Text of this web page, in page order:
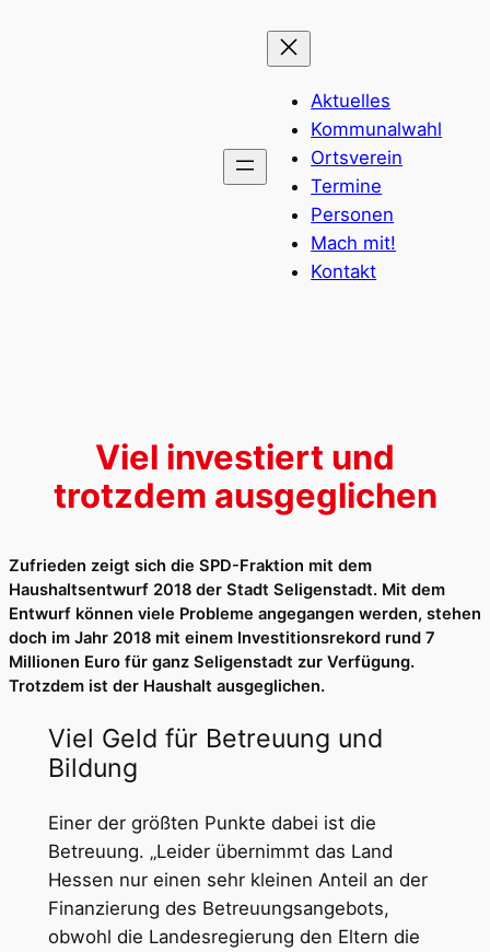
Aktuelles
Kommunalwahl
Ortsverein
Termine
Personen
Mach mit!
Kontakt
Viel investiert und
trotzdem ausgeglichen
Zufrieden zeigt sich die SPD-Fraktion mit dem
Haushaltsentwurf 2018 der Stadt Seligenstadt. Mit dem
Entwurf können viele Probleme angegangen werden, stehen
doch im Jahr 2018 mit einem Investitionsrekord rund 7
Millionen Euro für ganz Seligenstadt zur Verfügung.
Trotzdem ist der Haushalt ausgeglichen.
Viel Geld für Betreuung und
Bildung
Einer der größten Punkte dabei ist die
Betreuung. „Leider übernimmt das Land
Hessen nur einen sehr kleinen Anteil an der
Finanzierung des Betreuungsangebots,
obwohl die Landesregierung den Eltern die